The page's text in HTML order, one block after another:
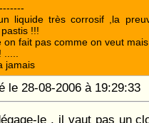
liquide très corrosif ,la
!!!
on fait pas comme on veut
jamais
le 28-08-2006 à
le , il vaut pas un